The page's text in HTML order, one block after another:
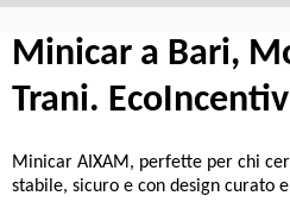
Minicar a Bari,
Trani.
Minicar AIXAM, perfette per chi
stabile, sicuro e con design curato